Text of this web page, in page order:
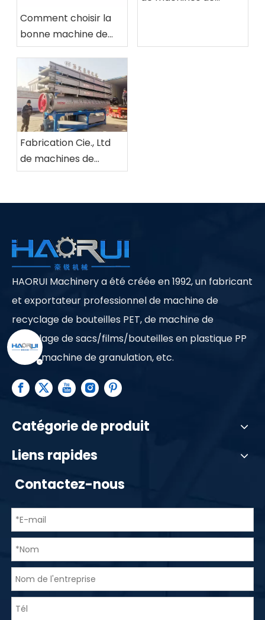
Comment choisir la
bonne machine de
recyclage du
plastique ?
Fabrication Cie., Ltd
de machines de
Baoding Haorui.
HAORUI Machinery a été créée en 1992, un fabricant
et exportateur professionnel de machine de
recyclage de bouteilles PET, de machine de
recyclage de sacs/films/bouteilles en plastique PP
PE, de machine de granulation, etc.
Catégorie de produit
Liens rapides
Contactez-nous